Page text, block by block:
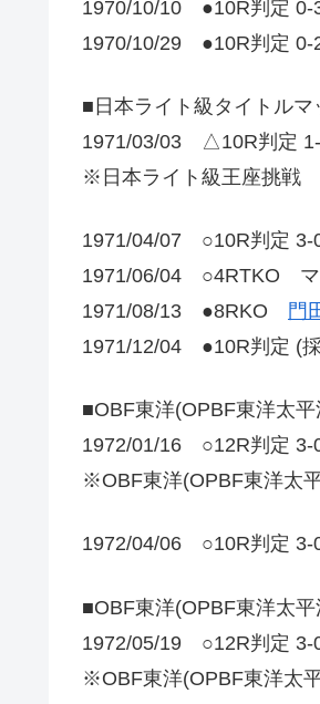
1970/10/10 ●10R判定 0-
1970/10/29 ●10R判定 0-
■日本ライト級タイトルマ
1971/03/03 △10R判定
※日本ライト級王座挑戦
1971/04/07 ○10R判定 3-
1971/06/04 ○4RTKO マ
1971/08/13 ●8RKO 門
1971/12/04 ●10R判定 (
■OBF東洋(OPBF東洋太
1972/01/16 ○12R判定 3-
※OBF東洋(OPBF東洋太
1972/04/06 ○10R判定 3-
■OBF東洋(OPBF東洋太
1972/05/19 ○12R判定 3-
※OBF東洋(OPBF東洋太